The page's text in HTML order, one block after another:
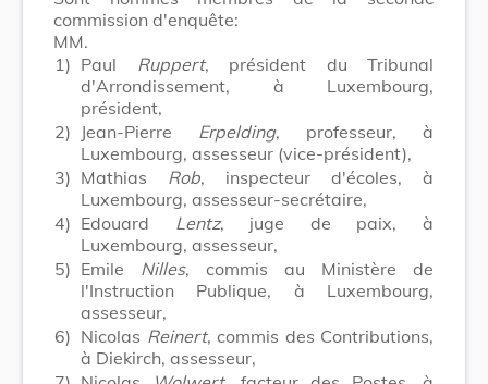
commission d'enquête:
MM.
1) Paul Ruppert, président du Tribunal
d'Arrondissement, à Luxembourg,
président,
2) Jean-Pierre Erpelding, professeur, à
Luxembourg, assesseur (vice-président),
3) Mathias Rob, inspecteur d'écoles, à
Luxembourg, assesseur-secrétaire,
4) Edouard Lentz, juge de paix, à
Luxembourg, assesseur,
5) Emile Nilles, commis au Ministère de
l'Instruction Publique, à Luxembourg,
assesseur,
6) Nicolas Reinert, commis des Contributions,
à Diekirch, assesseur,